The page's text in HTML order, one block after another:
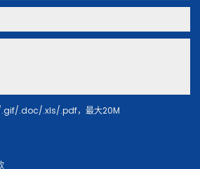
.doc/.xls/.pdf，最大20M